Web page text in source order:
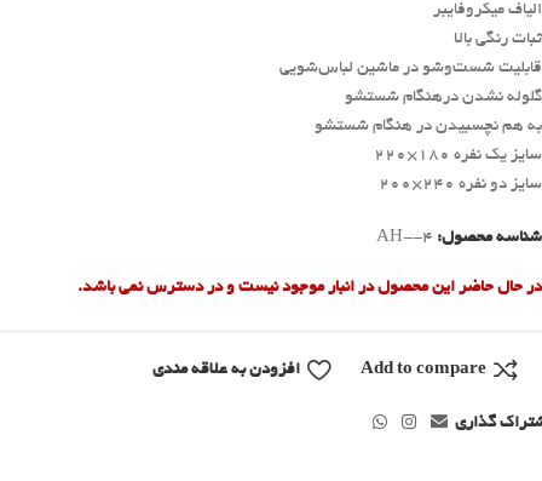
الیاف میکروفایبر
ثبات رنگی بالا
قابلیت شست‌وشو در ماشین لباس‌شویی
گلوله نشدن درهنگام شستشو
به هم نچسبیدن در هنگام شستشو
سایز یک نفره 180×220
سایز دو نفره 240×200
شناسه محصول: AH--4
در حال حاضر این محصول در انبار موجود نیست و در دسترس نمی باشد.
Add to compare افزودن به علاقه مندی
گذاری